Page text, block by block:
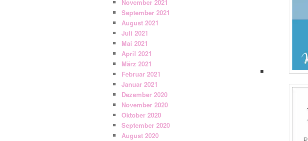
November 2021
September 2021
August 2021
Juli 2021
Mai 2021
April 2021
März 2021
Februar 2021
Januar 2021
Dezember 2020
November 2020
Oktober 2020
September 2020
August 2020